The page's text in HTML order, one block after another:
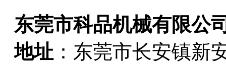
东莞市科品机械有限公
地址 ： 东莞市长安镇新